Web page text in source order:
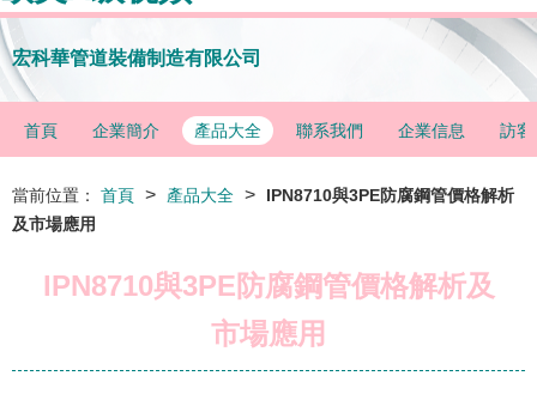
宏科華管道裝備制造有限公司
首頁 企業簡介 產品大全 聯系我們 企業信息 訪客
當前位置： 首頁 > 產品大全 >
IPN8710與3PE防腐鋼管價格解析
及市場應用
IPN8710與3PE防腐鋼管價格解析及
市場應用